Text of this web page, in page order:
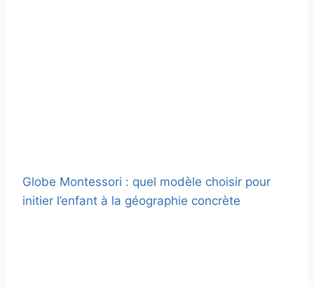
Globe Montessori : quel modèle choisir pour
initier l’enfant à la géographie concrète